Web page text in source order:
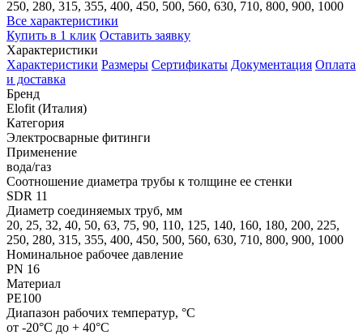
250, 280, 315, 355, 400, 450, 500, 560, 630, 710, 800, 900, 1000
Все характеристики
Купить в 1 клик Оставить заявку
Характеристики
Характеристики Размеры Сертификаты Документация Оплата
и доставка
Бренд
Elofit (Италия)
Категория
Электросварные фитинги
Применение
вода/газ
Соотношение диаметра трубы к толщине ее стенки
SDR 11
Диаметр соединяемых труб, мм
20, 25, 32, 40, 50, 63, 75, 90, 110, 125, 140, 160, 180, 200, 225,
250, 280, 315, 355, 400, 450, 500, 560, 630, 710, 800, 900, 1000
Номинальное рабочее давление
PN 16
Материал
PE100
Диапазон рабочих температур, °С
от -20°С до + 40°С